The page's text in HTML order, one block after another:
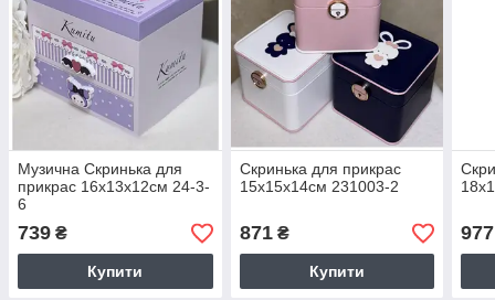
Музична Скринька для
прикрас 16х13х12см 24-3-
6
739 ₴
Купити
Скринька для прикрас
15х15х14см 231003-2
871₴
Купити
977